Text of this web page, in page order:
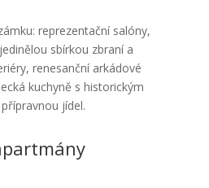
reprezentační salóny,
sbírkou zbraní a
renesanční arkádové
kuchyně s historickým
jídel.